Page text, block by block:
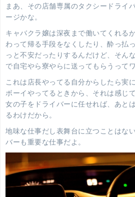
まあ、その店舗専属のタクシードライ
ージかな。
キャバクラ嬢は深夜まで働いてくれる
わって帰る手段をなくしたり、酔っ払
っと不安だったりするんだけど、そん
で自宅やら寮やらに送ってもらうってワ
これは店長やってる自分からしたら実
ボーイやってるときから、それは感じて
女の子をドライバーに任せれば、あと
るわけだから。
地味な仕事だし表舞台に立つことはな
バーも重要な仕事だよ。